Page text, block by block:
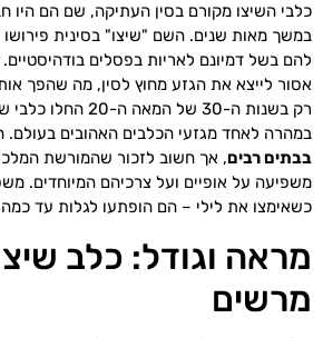
כלבי השיצו מקורם בסין העתיקה, שם הם היו
במשך מאות שנים. השם "שיצו" בסינית פירושו
להם בשל דמיונם לאריות בפסלים
אסור לייצא את הגזע מחוץ לסין, מה שהפך
רק בשנות ה-30 של
במהרה לאחד מגזעי הכלבים האהובים בעולם.
בבתים רבים, אך חשוב לזכור שהמורשת
משפיעה על אופיים ועל צרכיהם המיוחדים.
כשאימצו את לילי – הם הופתעו לגלות עד
מראה וגודל: כלב
מרשים